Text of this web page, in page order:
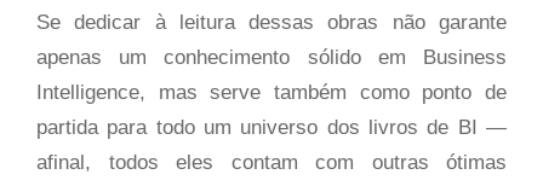
Se dedicar à leitura dessas obras não garante
apenas um conhecimento sólido em Business
Intelligence, mas serve também como ponto de
partida para todo um universo dos livros de BI —
afinal, todos eles contam com outras ótimas